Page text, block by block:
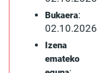
Bukaera:
02.10.2026
Izena
emateko